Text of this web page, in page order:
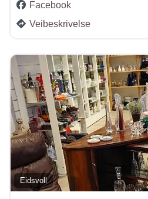
Facebook
Veibeskrivelse
Eidsvoll